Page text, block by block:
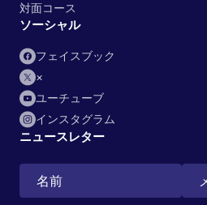
対面コース
ソーシャル
フェイスブック
×
ユーチューブ
インスタグラム
ニュースレター